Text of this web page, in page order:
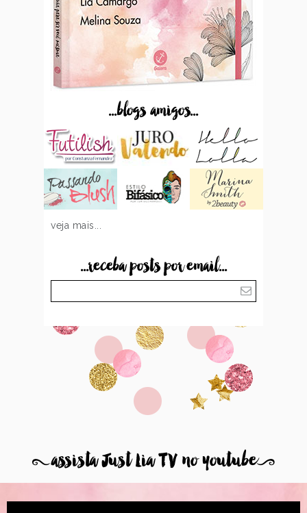
...blogs amigos...
veja mais...
...receba posts por email...
8assista Just Lia TV no youtube9